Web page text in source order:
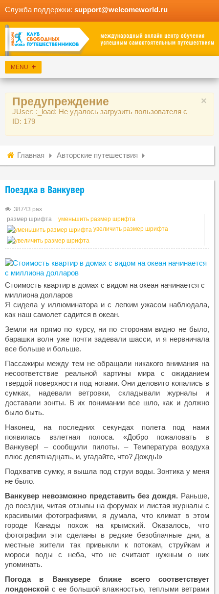
Служба поддержки: support@welcomeworld.ru
×
Предупреждение
JUser: :_load: Не удалось загрузить пользователя с
ID: 179
Главная Авторские путешествия
Поездка в Ванкувер
38743 раз
размер шрифта
уменьшить размер шрифта
увеличить размер шрифта
Стоимость квартир в домах с видом на океан начинается с
миллиона долларов
Я сидела у иллюминатора и с легким ужасом наблюдала,
как наш самолет садится в океан.
Земли ни прямо по курсу, ни по сторонам видно не было,
барашки волн уже почти задевали шасси, и я нервничала
все больше и больше.
Пассажиры между тем не обращали никакого внимания на
несоответствие реальной картины мира с ожиданием
твердой поверхности под ногами. Они деловито копались в
сумках, надевали ветровки, складывали журналы и
доставали зонты. В их понимании все шло, как и должно
было быть.
Наконец, на последних секундах полета под нами
появилась взлетная полоса. «Добро пожаловать в
Ванкувер! – сообщили пилоты. – Температура воздуха
плюс девятнадцать, и, угадайте, что? Дождь!»
Подхватив сумку, я вышла под струи воды. Зонтика у меня
не было.
Ванкувер невозможно представить без дождя. Раньше,
до поездки, читая отзывы на форумах и листая журналы с
красивыми фотографиями, я думала, что климат в этом
городе Канады похож на крымский. Оказалось, что
фотографии эти сделаны в редкие безоблачные дни, а
местные жители так привыкли к потокам, струйкам и
мороси воды с неба, что не считают нужным о них
упоминать.
Погода в Ванкувере ближе всего соответствует
лондонской с ее большой влажностью, теплыми ветрами